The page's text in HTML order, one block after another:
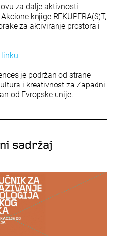
za dalje aktivnosti
knjige REKUPERA(S)T,
za aktiviranje prostora i
linku.
je podržan od strane
i kreativnost za Zapadni
od Evropske unije.
sadržaj